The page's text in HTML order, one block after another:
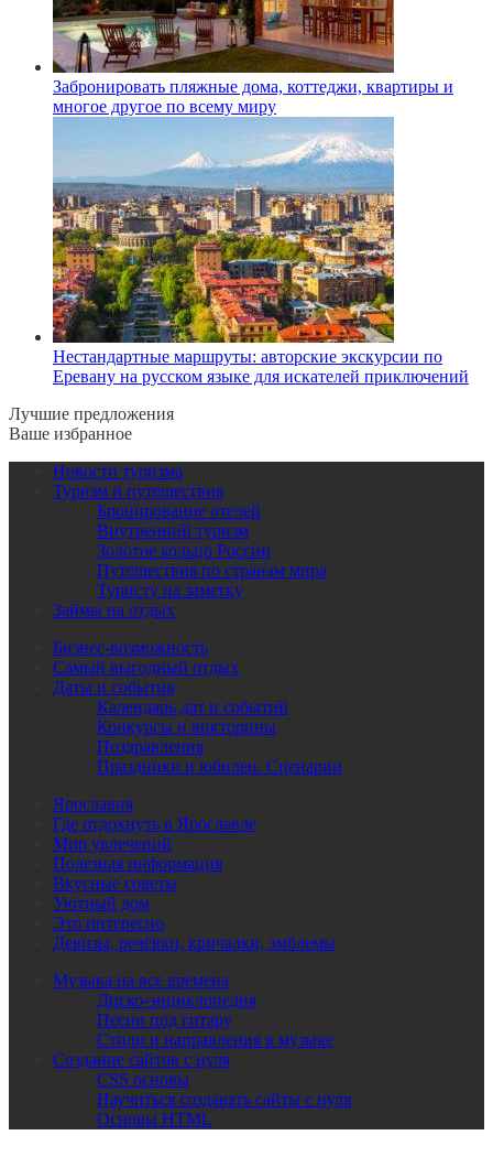
Забронировать пляжные дома, коттеджи, квартиры и
многое другое по всему миру
Нестандартные маршруты: авторские экскурсии по
Еревану на русском языке для искателей приключений
Лучшие предложения
Ваше избранное
Новости туризма
Туризм и путешествия
Бронирование отелей
Внутренний туризм
Золотое кольцо России
Путешествия по странам мира
Туристу на заметку
Займы на отдых
Бизнес-возможность
Самый выгодный отдых
Даты и события
Календарь дат и событий
Конкурсы и викторины
Поздравления
Праздники и юбилеи. Сценарии
Ярославия
Где отдохнуть в Ярославле
Мир увлечений
Полезная информация
Вкусные советы
Уютный дом
Это интересно
Девизы, речёвки, кричалки, эмблемы
Музыка на все времена
Диско-энциклопедия
Песни под гитару
Стили и направления в музыке
Создание сайтов с нуля
CSS основы
Научиться создавать сайты с нуля
Основы HTML